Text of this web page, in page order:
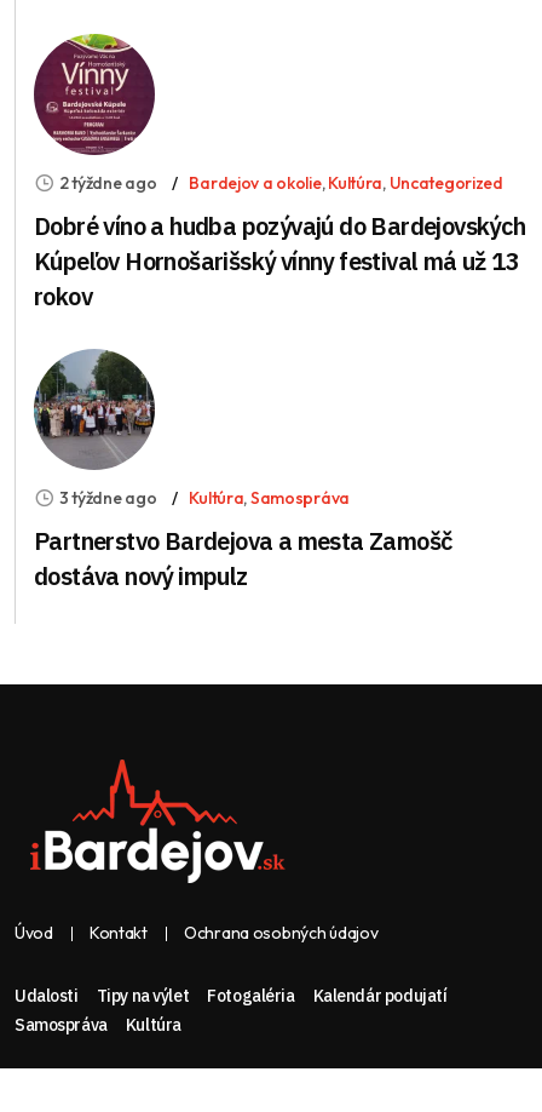
2 týždne ago Bardejov a okolie,Kultúra, Uncategorized
Dobré víno a hudba pozývajú do Bardejovských
Kúpeľov Hornošarišský vínny festival má už 13
rokov
3 týždne ago Kultúra,Samospráva
Partnerstvo Bardejova a mesta Zamošč
dostáva nový impulz
Úvod Kontakt Ochrana osobných údajov
Udalosti Tipy na výlet Fotogaléria
Kalendár podujatí
Samospráva
Kultúra